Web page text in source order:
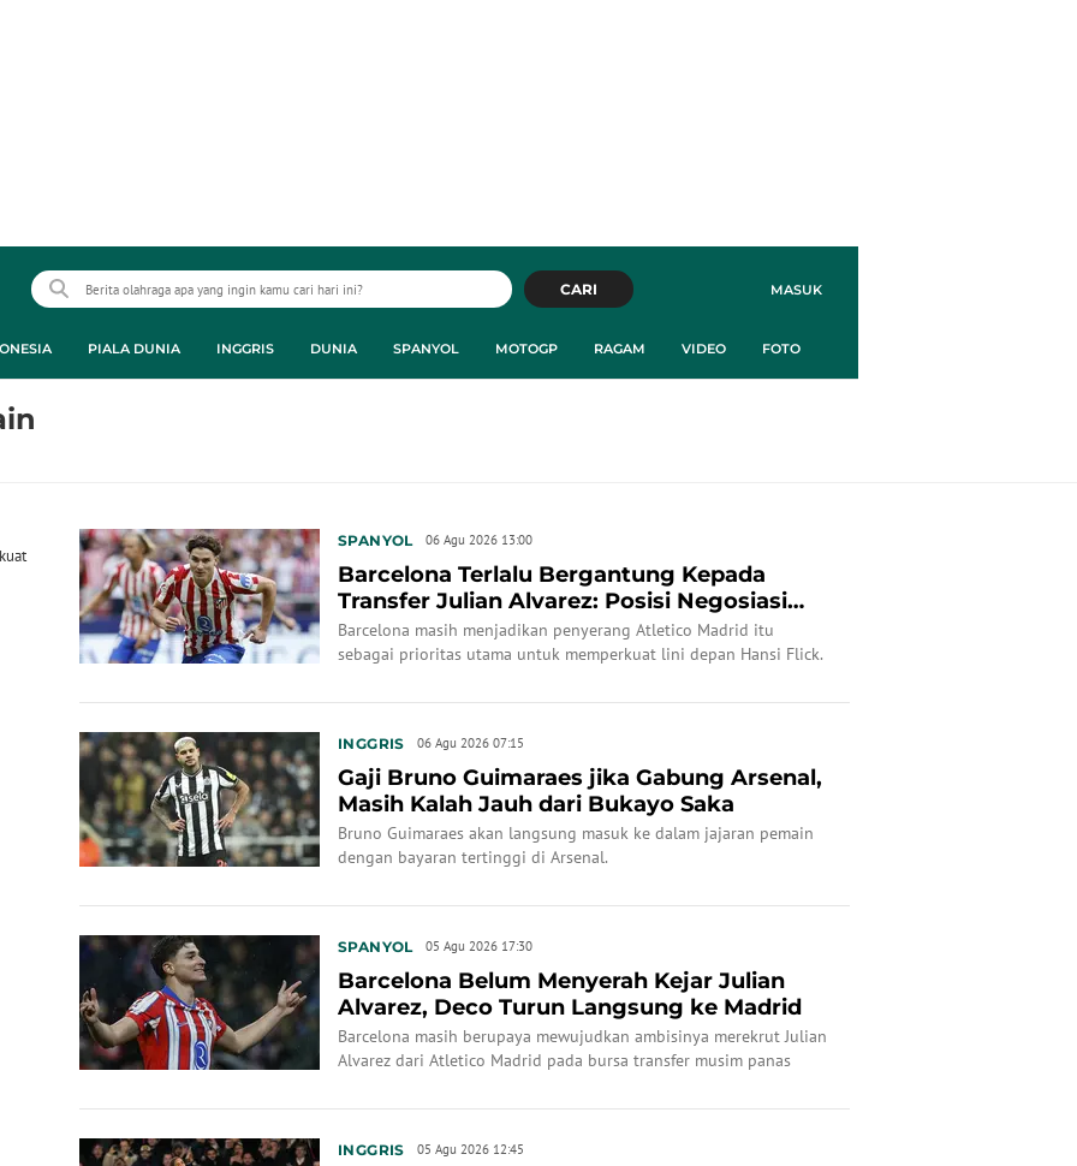
MASUK
CARI
PIALA DUNIA INGGRIS DUNIA SPANYOL MOTOGP RAGAM VIDEO FOTO
SPANYOL 06 Agu 2026 13:00
Barcelona Terlalu Bergantung Kepada
Transfer Julian Alvarez: Posisi Negosiasi
Melemah
Barcelona masih menjadikan penyerang Atletico Madrid itu
sebagai prioritas utama untuk memperkuat lini depan Hansi Flick.
INGGRIS 06 Agu 2026 07:15
Gaji Bruno Guimaraes jika Gabung Arsenal,
Masih Kalah Jauh dari Bukayo Saka
Bruno Guimaraes akan langsung masuk ke dalam jajaran pemain
dengan bayaran tertinggi di Arsenal.
SPANYOL 05 Agu 2026 17:30
Barcelona Belum Menyerah Kejar Julian
Alvarez, Deco Turun Langsung ke Madrid
Barcelona masih berupaya mewujudkan ambisinya merekrut Julian
Alvarez dari Atletico Madrid pada bursa transfer musim panas
INGGRIS 05 Agu 2026 12:45